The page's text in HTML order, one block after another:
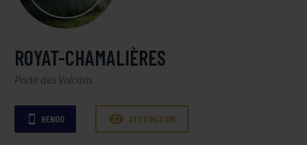
ROYAT-CHAMALIÈRES
Porte des Volcans
 HENOO  DESTINATION